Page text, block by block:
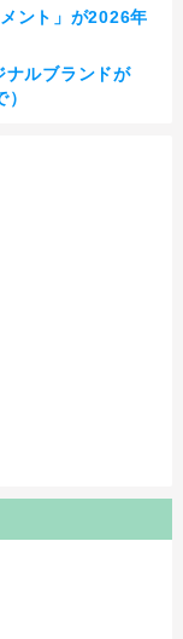
ント」が2026年
ルブランドが